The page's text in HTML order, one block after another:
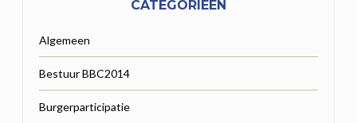
CATEGORIEËN
Algemeen
Bestuur BBC2014
Burgerparticipatie